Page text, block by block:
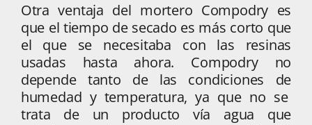
Otra ventaja del mortero Compodry es
que el tiempo de secado es más corto que
el que se necesitaba con las resinas
usadas hasta ahora. Compodry no
depende tanto de las condiciones de
humedad y temperatura, ya que no se
trata de un producto vía agua que